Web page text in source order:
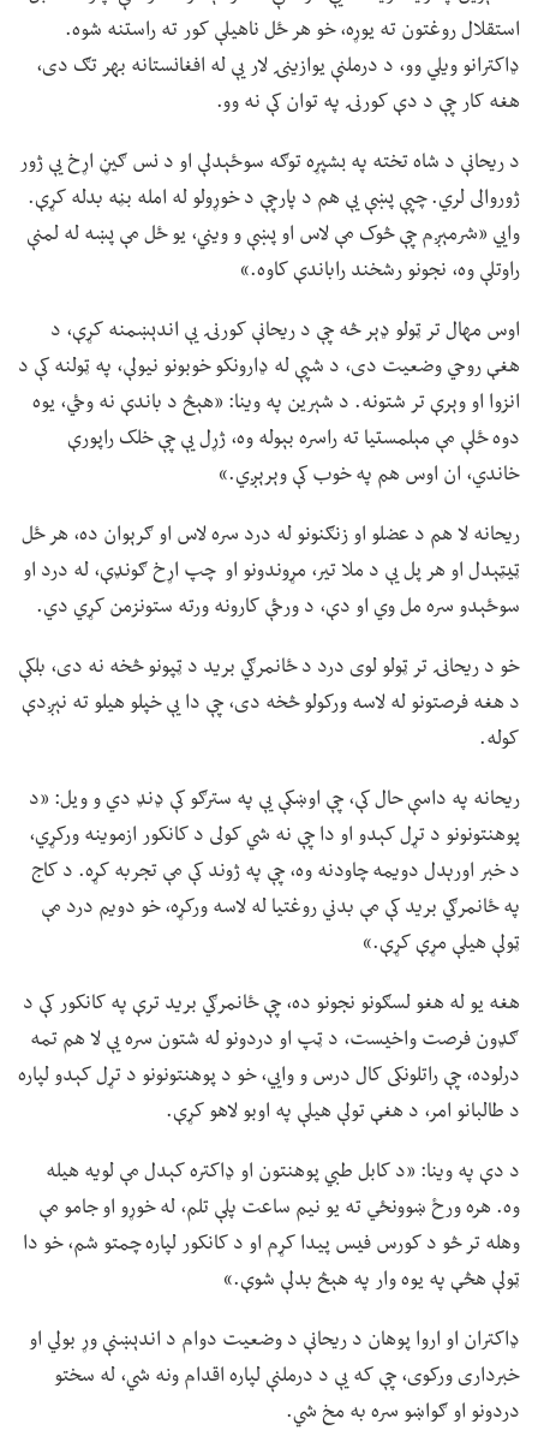
استقلال روغتون ته یوړه، خو هر ځل ناهیلې کور ته راستنه شوه.
ډاکترانو ویلي وو، د درملنې یوازینۍ لار یې له افغانستانه بهر تګ دی،
هغه کار چې د دې کورنۍ په توان کې نه وو.
د ریحانې د شاه تخته په بشپړه توګه سوځېدلې او د نس ګیڼ اړخ یې ژور
ژوروالی لري. چپې پښې يې هم د پارچې د خوړولو له امله بڼه بدله کړې.
وايي «شرمېږم چې څوک مې لاس او پښې و ویني، یو ځل مې پښه له لمنې
راوتلې وه، نجونو رشخند راباندې کاوه.»
اوس مهال تر ټولو ډېر څه چې د ریحانې کورنۍ یې اندېښمنه کړې، د
هغې روحي وضعیت دی، د شپې له ډارونکو خوبونو نیولې، په ټولنه کې د
انزوا او وېرې تر شتونه. د شېرین په وینا: «هېڅ د باندې نه وځي، یوه
دوه ځلې مې مېلمستیا ته راسره بېوله وه، ژړل یې چې خلک راپورې
خاندي، ان اوس هم په خوب کې وېرېږي.»
ریحانه لا هم د عضلو او زنګنونو له درد سره لاس او ګرېوان ده، هر ځل
ټيټېدل او هر پل یې د ملا تیر، مړوندونو او چپ اړخ ګونډې، له درد او
سوځېدو سره مل وي او دې، د ورځې کارونه ورته ستونزمن کړي دي.
خو د ریحانۍ تر ټولو لوی درد د ځانمرګي برید د ټپونو څخه نه دی، بلکې
د هغه فرصتونو له لاسه ورکولو څخه دی، چې دا یې خپلو هيلو ته نېږدې
کوله.
ریحانه په داسې حال کې، چې اوښکې یې په سترګو کې ډنډ دي و ویل: «د
پوهنتونونو د تړل کېدو او دا چې نه شي کولی د کانکور ازموینه ورکړي،
د خبر اورېدل دویمه چاودنه وه، چې په ژوند کې مې تجربه کړه. د کاج
په ځانمرګي برید کې مې بدني روغتیا له لاسه ورکړه، خو دویم درد مې
ټولې هیلې مړې کړې.»
هغه یو له هغو لسګونو نجونو ده، چې ځانمرګي برید ترې په کانکور کې د
ګډون فرصت واخیست، د ټپ او دردونو له شتون سره یې لا هم تمه
درلوده، چې راتلونکی کال درس و وايي، خو د پوهنتونونو د تړل کېدو لپاره
د طالبانو امر، د هغې تولې هیلې په اوبو لاهو کړې.
د دې په وینا: «د کابل طبي پوهنتون او ډاکتره کېدل مې لویه هیله
وه. هره ورځ ښوونځي ته یو نیم ساعت پلې تلم، له خوړو او جامو مې
وهله تر څو د کورس فیس پیدا کړم او د کانکور لپاره چمتو شم، خو دا
ټولې هڅې په یوه وار په هېڅ بدلې شوې.»
ډاکتران او اروا پوهان د ریحانې د وضعیت دوام د اندېښنې وړ بولي او
خبرداری ورکوی، چې که یې د درملنې لپاره اقدام ونه شي، له سختو
دردونو او ګواښو سره به مخ شي.